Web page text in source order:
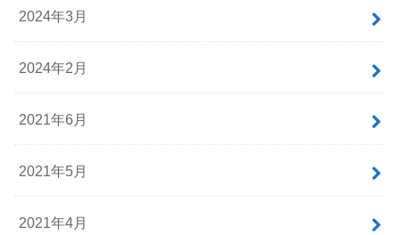
2024年3月
2024年2月
2021年6月
2021年5月
2021年4月